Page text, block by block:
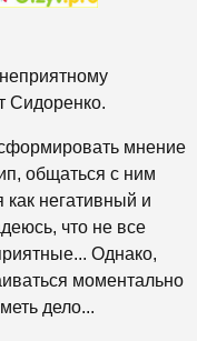
Сидоренко.
мнение
общаться с ним
негативный и
что не все
Однако,
моментально
дело...